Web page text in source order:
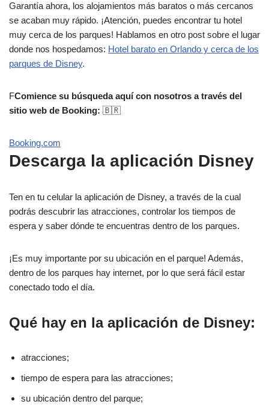
Garantía ahora, los alojamientos más baratos o más cercanos
se acaban muy rápido. ¡Atención, puedes encontrar tu hotel
muy cerca de los parques! Hablamos en otro post sobre el lugar
donde nos hospedamos: Hotel barato en Orlando y cerca de los
parques de Disney.
FComience su búsqueda aquí con nosotros a través del
sitio web de Booking: 🇧🇷
Booking.com
Descarga la aplicación Disney
Ten en tu celular la aplicación de Disney, a través de la cual
podrás descubrir las atracciones, controlar los tiempos de
espera y saber dónde te encuentras dentro de los parques.
¡Es muy importante por su ubicación en el parque! Además,
dentro de los parques hay internet, por lo que será fácil estar
conectado todo el día.
Qué hay en la aplicación de Disney:
atracciones;
tiempo de espera para las atracciones;
su ubicación dentro del parque;